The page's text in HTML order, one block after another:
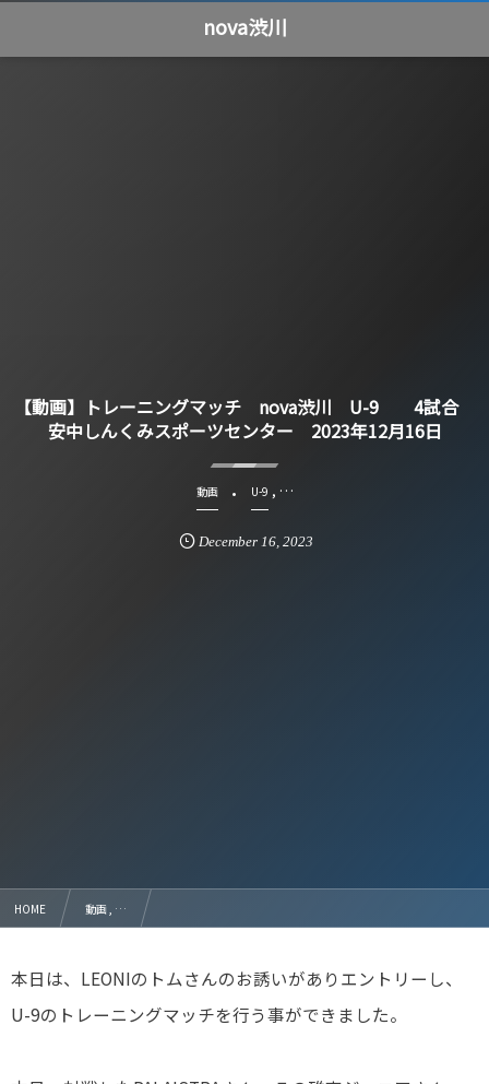
nova渋川
【動画】トレーニングマッチ nova渋川 U-9 4試合
安中しんくみスポーツセンター 2023年12月16日
動画 U-9 , …
December 16 ,2023
HOME 動画 , …
本日は、LEONIのトムさんのお誘いがありエントリーし、
U-9のトレーニングマッチを行う事ができました。